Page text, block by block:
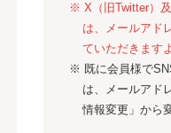
※ X（旧Twitter）
は、メールアド
ていただきます
※ 既に会員様で
は、メールアド
情報変更」から